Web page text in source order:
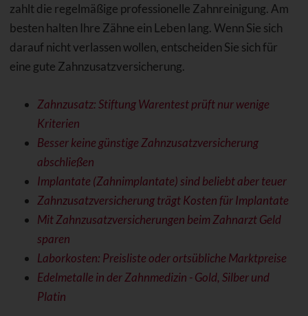
zahlt die regelmäßige professionelle Zahnreinigung. Am
besten halten Ihre Zähne ein Leben lang. Wenn Sie sich
darauf nicht verlassen wollen, entscheiden Sie sich für
eine gute Zahnzusatzversicherung.
Zahnzusatz: Stiftung Warentest prüft nur wenige
Kriterien
Besser keine günstige Zahnzusatzversicherung
abschließen
Implantate (Zahnimplantate) sind beliebt aber teuer
Zahnzusatzversicherung trägt Kosten für Implantate
Mit Zahnzusatzversicherungen beim Zahnarzt Geld
sparen
Laborkosten: Preisliste oder ortsübliche Marktpreise
Edelmetalle in der Zahnmedizin - Gold, Silber und
Platin